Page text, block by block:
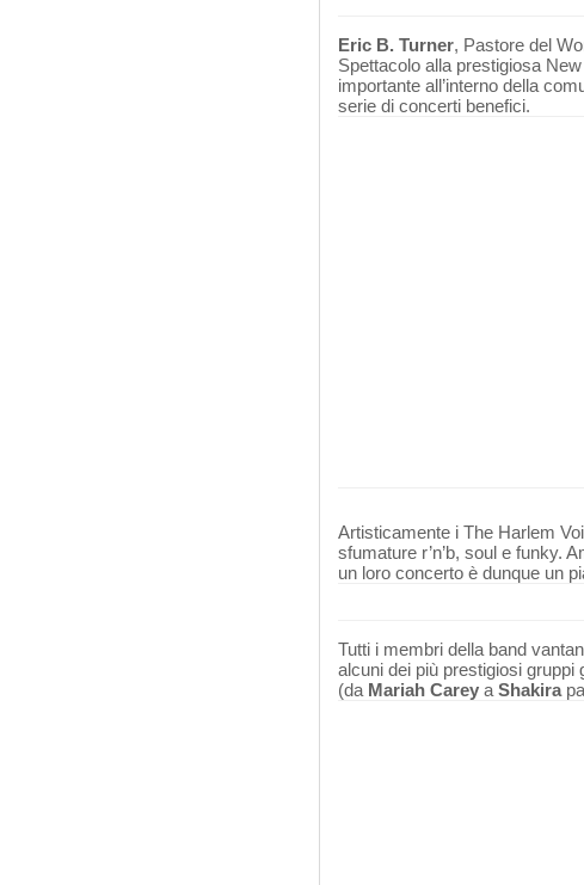
Eric B. Turner, Pastore del
Spettacolo alla prestigiosa
importante all’interno della
serie di concerti benefici.
Artisticamente i The Harlem
sfumature r’n’b, soul e funky.
un loro concerto è dunque un
Tutti i membri della band
alcuni dei più prestigiosi
(da Mariah Carey a Shakira